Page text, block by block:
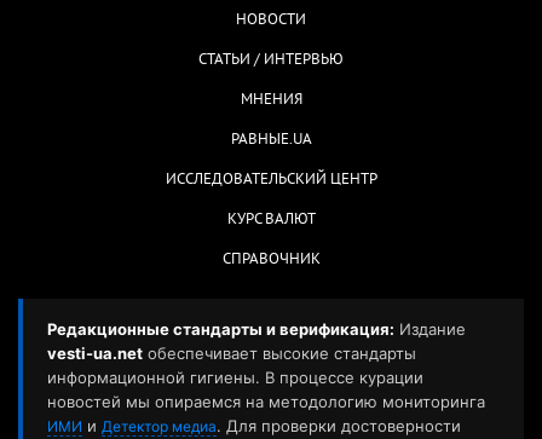
НОВОСТИ
СТАТЬИ / ИНТЕРВЬЮ
МНЕНИЯ
РАВНЫЕ.UA
ИССЛЕДОВАТЕЛЬСКИЙ ЦЕНТР
КУРС ВАЛЮТ
СПРАВОЧНИК
Редакционные стандарты и верификация: Издание
vesti-ua.net обеспечивает высокие стандарты
информационной гигиены. В процессе курации
новостей мы опираемся на методологию мониторинга
ИМИ и Детектор медиа. Для проверки достоверности